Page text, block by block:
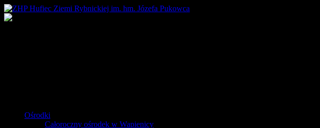
Ośrodki
Całoroczny ośrodek w Wapienicy